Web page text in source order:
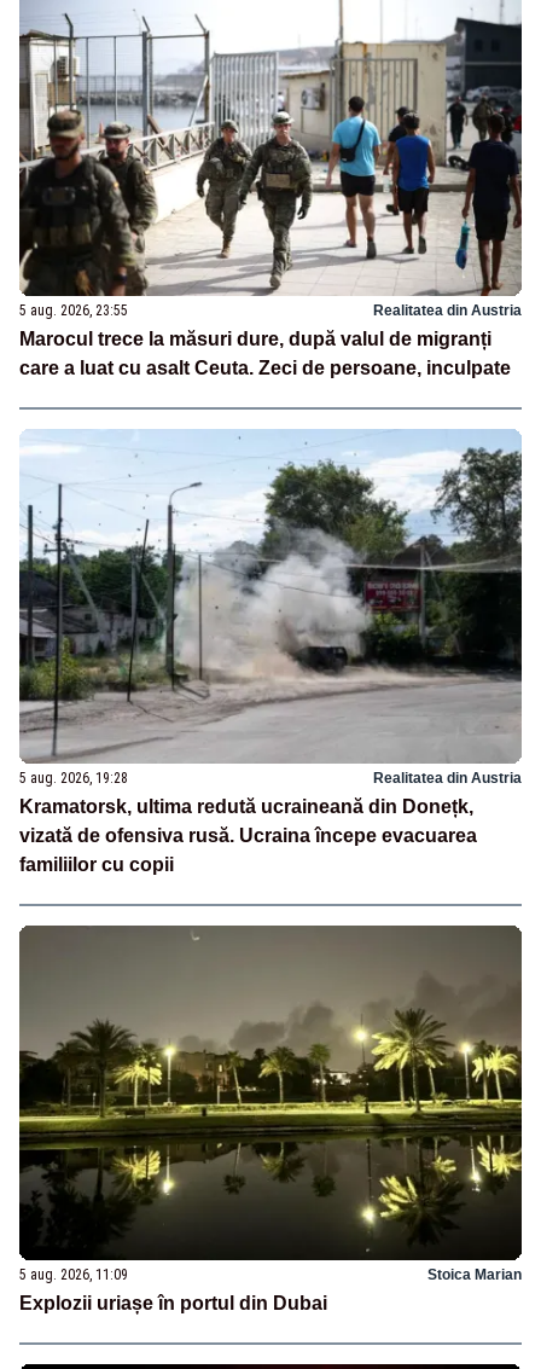
5 aug. 2026, 23:55 Realitatea din Austria
Marocul trece la măsuri dure, după valul de migranți
care a luat cu asalt Ceuta. Zeci de persoane, inculpate
5 aug. 2026, 19:28 Realitatea din Austria
Kramatorsk, ultima redută ucraineană din Donețk,
vizată de ofensiva rusă. Ucraina începe evacuarea
familiilor cu copii
5 aug. 2026, 11:09 Stoica Marian
Explozii uriașe în portul din Dubai